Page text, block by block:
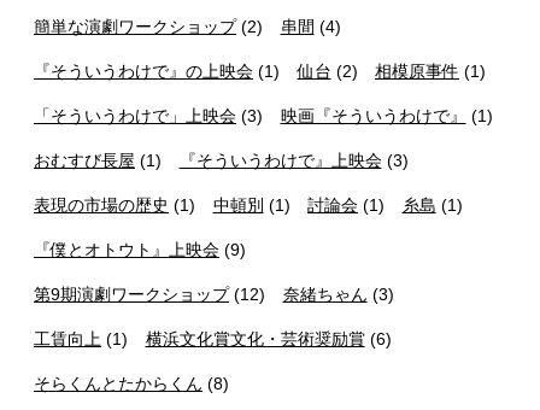
簡単な演劇ワークショップ(2) 串間 (4)
『そういうわけで』の上映会 (1) 仙台 (2) 相模原事件 (1)
「そういうわけで」上映会 (3) 映画『そういうわけで』 (1)
おむすび長屋 (1) 『そういうわけで』上映会(3)
表現の市場の歴史 (1) 中頓別 (1) 討論会 (1) 糸島 (1)
『僕とオトウト』上映会 (9)
第9期演劇ワークショップ(12) 奈緒ちゃん (3)
工賃向上 (1) 横浜文化賞文化・芸術奨励賞(6)
そらくんとたからくん (8)